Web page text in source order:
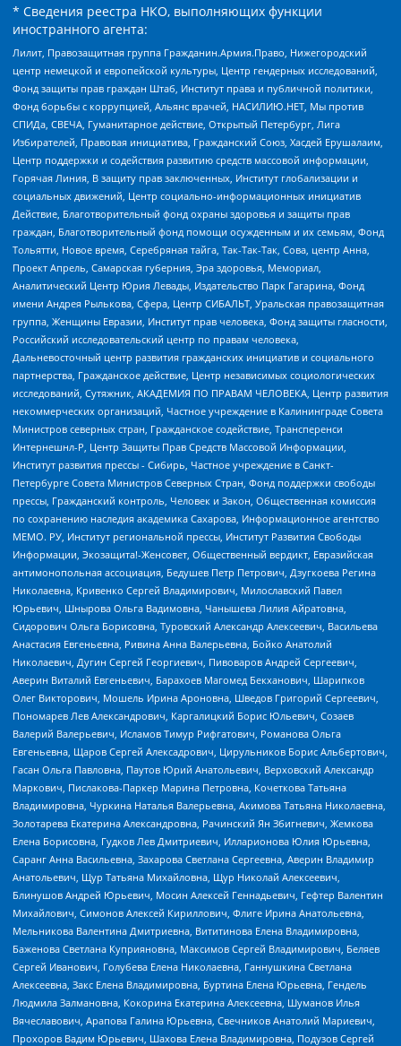
* Сведения реестра НКО, выполняющих функции
иностранного агента:
Лилит, Правозащитная группа Гражданин.Армия.Право, Нижегородский
центр немецкой и европейской культуры, Центр гендерных исследований,
Фонд защиты прав граждан Штаб, Институт права и публичной политики,
Фонд борьбы с коррупцией, Альянс врачей, НАСИЛИЮ.НЕТ, Мы против
СПИДа, СВЕЧА, Гуманитарное действие, Открытый Петербург, Лига
Избирателей, Правовая инициатива, Гражданский Союз, Хасдей Ерушалаим,
Центр поддержки и содействия развитию средств массовой информации,
Горячая Линия, В защиту прав заключенных, Институт глобализации и
социальных движений, Центр социально-информационных инициатив
Действие, Благотворительный фонд охраны здоровья и защиты прав
граждан, Благотворительный фонд помощи осужденным и их семьям, Фонд
Тольятти, Новое время, Серебряная тайга, Так-Так-Так, Сова, центр Анна,
Проект Апрель, Самарская губерния, Эра здоровья, Мемориал,
Аналитический Центр Юрия Левады, Издательство Парк Гагарина, Фонд
имени Андрея Рылькова, Сфера, Центр СИБАЛЬТ, Уральская правозащитная
группа, Женщины Евразии, Институт прав человека, Фонд защиты гласности,
Российский исследовательский центр по правам человека,
Дальневосточный центр развития гражданских инициатив и социального
партнерства, Гражданское действие, Центр независимых социологических
исследований, Сутяжник, АКАДЕМИЯ ПО ПРАВАМ ЧЕЛОВЕКА, Центр развития
некоммерческих организаций, Частное учреждение в Калининграде Совета
Министров северных стран, Гражданское содействие, Трансперенси
Интернешнл-Р, Центр Защиты Прав Средств Массовой Информации,
Институт развития прессы - Сибирь, Частное учреждение в Санкт-
Петербурге Совета Министров Северных Стран, Фонд поддержки свободы
прессы, Гражданский контроль, Человек и Закон, Общественная комиссия
по сохранению наследия академика Сахарова, Информационное агентство
МЕМО. РУ, Институт региональной прессы, Институт Развития Свободы
Информации, Экозащита!-Женсовет, Общественный вердикт, Евразийская
антимонопольная ассоциация, Бедушев Петр Петрович, Дзугкоева Регина
Николаевна, Кривенко Сергей Владимирович, Милославский Павел
Юрьевич, Шнырова Ольга Вадимовна, Чанышева Лилия Айратовна,
Сидорович Ольга Борисовна, Туровский Александр Алексеевич, Васильева
Анастасия Евгеньевна, Ривина Анна Валерьевна, Бойко Анатолий
Николаевич, Дугин Сергей Георгиевич, Пивоваров Андрей Сергеевич,
Аверин Виталий Евгеньевич, Барахоев Магомед Бекханович, Шарипков
Олег Викторович, Мошель Ирина Ароновна, Шведов Григорий Сергеевич,
Пономарев Лев Александрович, Каргалицкий Борис Юльевич, Созаев
Валерий Валерьевич, Исламов Тимур Рифгатович, Романова Ольга
Евгеньевна, Щаров Сергей Алексадрович, Цирульников Борис Альбертович,
Гасан Ольга Павловна, Паутов Юрий Анатольевич, Верховский Александр
Маркович, Пислакова-Паркер Марина Петровна, Кочеткова Татьяна
Владимировна, Чуркина Наталья Валерьевна, Акимова Татьяна Николаевна,
Золотарева Екатерина Александровна, Рачинский Ян Збигневич, Жемкова
Елена Борисовна, Гудков Лев Дмитриевич, Илларионова Юлия Юрьевна,
Саранг Анна Васильевна, Захарова Светлана Сергеевна, Аверин Владимир
Анатольевич, Щур Татьяна Михайловна, Щур Николай Алексеевич,
Блинушов Андрей Юрьевич, Мосин Алексей Геннадьевич, Гефтер Валентин
Михайлович, Симонов Алексей Кириллович, Флиге Ирина Анатольевна,
Мельникова Валентина Дмитриевна, Вититинова Елена Владимировна,
Баженова Светлана Куприяновна, Максимов Сергей Владимирович, Беляев
Сергей Иванович, Голубева Елена Николаевна, Ганнушкина Светлана
Алексеевна, Закс Елена Владимировна, Буртина Елена Юрьевна, Гендель
Людмила Залмановна, Кокорина Екатерина Алексеевна, Шуманов Илья
Вячеславович, Арапова Галина Юрьевна, Свечников Анатолий Мариевич,
Прохоров Вадим Юрьевич, Шахова Елена Владимировна, Подузов Сергей